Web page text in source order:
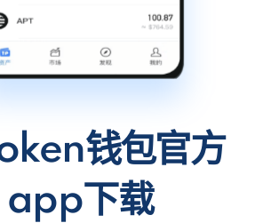
钱包官方
app下载